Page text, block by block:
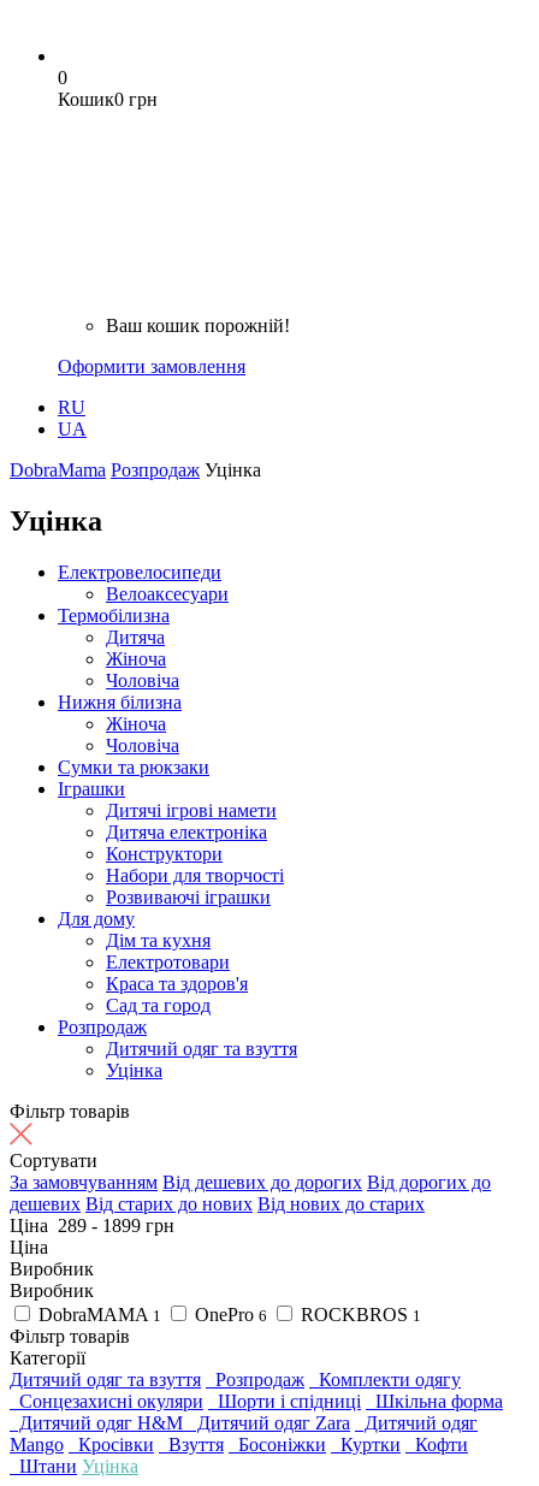
0
Кошик0 грн
Ваш кошик порожній!
Оформити замовлення
RU
UA
DobraMama Розпродаж Уцінка
Уцінка
Електровелосипеди
Велоаксесуари
Термобілизна
Дитяча
Жіноча
Чоловіча
Нижня білизна
Жіноча
Чоловіча
Сумки та рюкзаки
Іграшки
Дитячі ігрові намети
Дитяча електроніка
Конструктори
Набори для творчості
Розвиваючі іграшки
Для дому
Дім та кухня
Електротовари
Краса та здоров'я
Сад та город
Розпродаж
Дитячий одяг та взуття
Уцінка
Фільтр товарів
Сортувати
За замовчуванням Від дешевих до дорогих Від дорогих до
дешевих Від старих до нових Від нових до старих
Ціна 289 - 1899 грн
Ціна
Виробник
Виробник
DobraMAMA 1 OnePro 6 ROCKBROS 1
Фільтр товарів
Категорії
Дитячий одяг та взуття
Розпродаж
Комплекти одягу
Сонцезахисні окуляри
Шорти і спідниці
Шкільна форма
Дитячий одяг H&M
Дитячий одяг Zara
Дитячий одяг
Mango
Кросівки Взуття Босоніжки Куртки
Кофти
Штани Уцінка